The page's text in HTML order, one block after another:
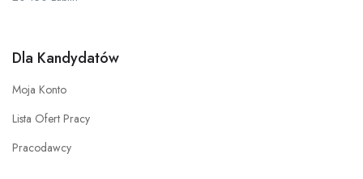
Dla Kandydatów
Moja Konto
Lista Ofert Pracy
Pracodawcy